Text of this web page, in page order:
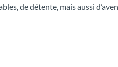
de détente, mais aussi